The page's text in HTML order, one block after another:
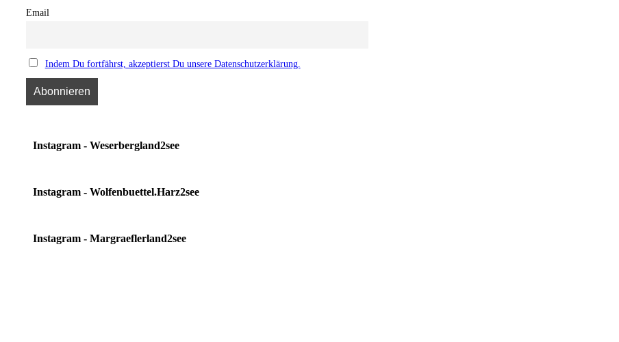
Email
Indem Du fortfährst, akzeptierst Du unsere Datenschutzerklärung.
Instagram - Weserbergland2see
Instagram - Wolfenbuettel.Harz2see
Instagram - Margraeflerland2see